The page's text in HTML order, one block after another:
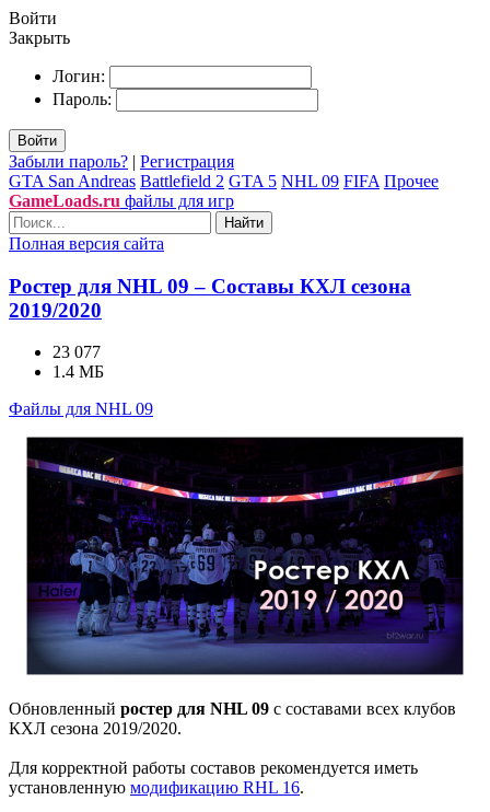
Войти
Закрыть
Логин:
Пароль:
Войти
Забыли пароль? | Регистрация
GTA San Andreas Battlefield 2 GTA 5 NHL 09 FIFA Прочее
GameLoads.ru файлы для игр
Найти
Полная версия сайта
Ростер для NHL 09 – Составы КХЛ сезона
2019/2020
23 077
1.4 МБ
Файлы для NHL 09
Обновленный ростер для NHL 09 с составами всех клубов
КХЛ сезона 2019/2020.
Для корректной работы составов рекомендуется иметь
установленную модификацию RHL 16.